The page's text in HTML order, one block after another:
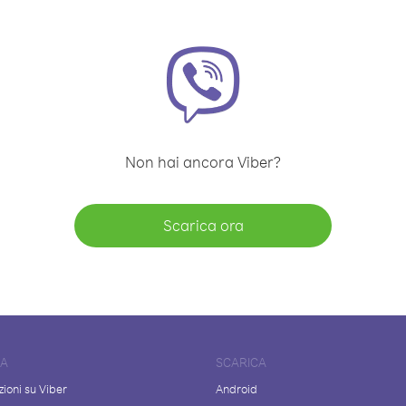
Non hai ancora Viber?
Scarica ora
su Viber
SCARICA
Android